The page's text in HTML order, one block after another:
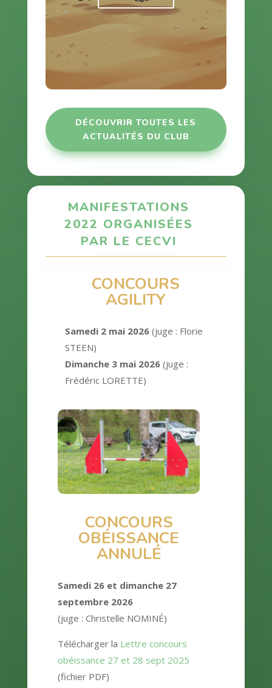
DÉCOUVRIR TOUTES LES
ACTUALITÉS DU CLUB
MANIFESTATIONS
2022 ORGANISÉES
PAR LE CECVI
CONCOURS
AGILITY
Samedi 2 mai 2026(juge : Florie
STEEN)
Dimanche 3 mai 2026(juge :
Frédéric LORETTE)
CONCOURS
OBÉISSANCE
ANNULÉ
Samedi 26 et dimanche 27
septembre 2026
(juge : Christelle NOMINÉ)
Télécharger la Lettre concours
obéissance 27 et 28 sept 2025
(fichier PDF)